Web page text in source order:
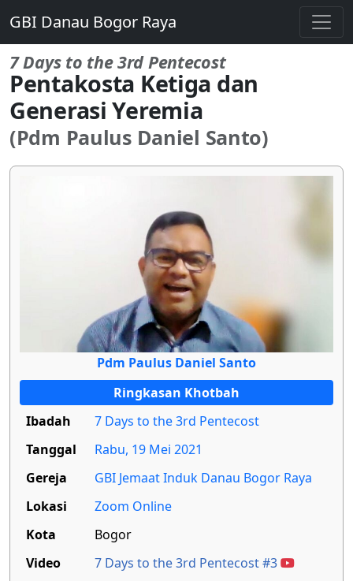
GBI Danau Bogor Raya
7 Days to the 3rd Pentecost
Pentakosta Ketiga dan
Generasi Yeremia
(Pdm Paulus Daniel Santo)
Pdm Paulus Daniel Santo
Ringkasan Khotbah
Ibadah
7 Days to the 3rd Pentecost
Tanggal
Rabu, 19 Mei 2021
Gereja
GBI Jemaat Induk Danau Bogor Raya
Lokasi
Zoom Online
Kota
Bogor
Video
7 Days to the 3rd Pentecost #3